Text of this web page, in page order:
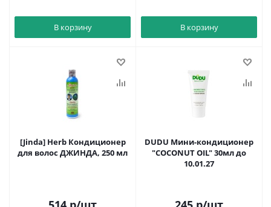
В корзину В корзину
[Jinda] Herb Кондиционер
для волос ДЖИНДА, 250 мл
DUDU Мини-кондиционер
"COCONUT OIL" 30мл до
10.01.27